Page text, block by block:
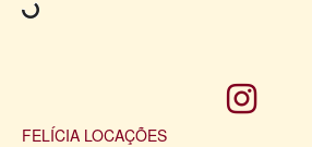
FELÍCIA LOCAÇÕES